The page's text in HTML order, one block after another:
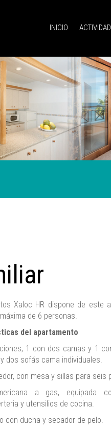
INICIO
Xaloc HR dispone de este
de 6 personas.
del apartamento
1 con dos camas y 1
dos sofás cama individuales.
con mesa y sillas para
a gas, equipada
y utensilios de cocina.
con ducha y secador de pelo.